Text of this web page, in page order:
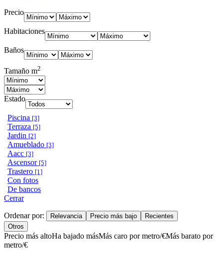
Precio
Habitaciones
Baños
Tamaño m2
Estado
Piscina [3]
Terraza [5]
Jardin [2]
Amueblado [3]
Aacc [3]
Ascensor [5]
Trastero [1]
Con fotos
De bancos
Cerrar
Ordenar por: Relevancia Precio más bajo
Recientes
Otros
Precio más altoHa bajado másMás caro por metro/€Más barato por
metro/€